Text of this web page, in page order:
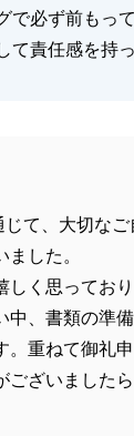
で必ず前もっ
て責任感を持
て、大切な
した。
く思っており
中、書類の準
重ねて御礼申
ざいました